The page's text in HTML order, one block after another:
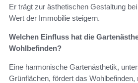
Er trägt zur ästhetischen Gestaltung
Wert der Immobilie steigern.
Welchen Einfluss hat die
Wohlbefinden?
Eine harmonische Gartenästhetik,
Grünflächen, fördert das